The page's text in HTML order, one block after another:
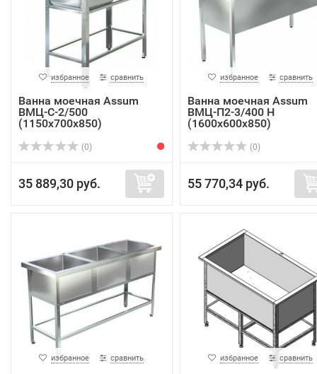
избранное сравнить
Ванна моечная Assum
ВМЦ-С-2/500
(1150х700х850)
(0)
35 889,30 руб.
избранное сравнить
Ванна моечная Assum
ВМЦ-П2-3/400 Н
(1600х600х850)
(0)
55 770,34 руб.
избранное сравнить избранное сравнить